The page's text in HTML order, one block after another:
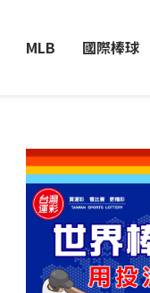
MLB 國際棒球